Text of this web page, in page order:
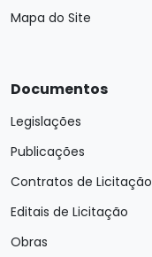
Mapa do Site
Documentos
Legislações
Publicações
Contratos de Licitação
Editais de Licitação
Obras